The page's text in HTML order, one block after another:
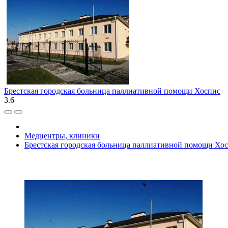
Брестская городская больница паллиативной помощи Хоспис
3.6
Медцентры, клиники
Брестская городская больница паллиативной помощи